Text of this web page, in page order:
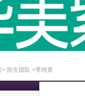
> 医生团队 >李纯青